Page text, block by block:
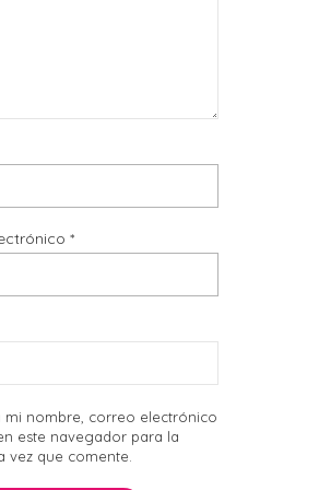
*
mi nombre, correo electrónico
este navegador para la
vez que comente.